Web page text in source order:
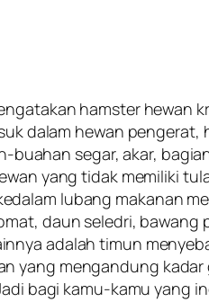
hamster
dalam hewan
buahan segar, akar,
yang tidak memiliki
lubang makanan
daun seledri,
adalah timun
yang mengandung
bagi kamu-kamu yang